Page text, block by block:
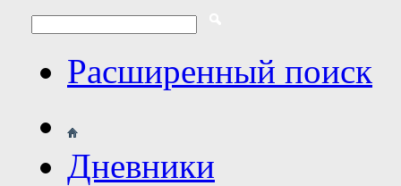
Расширенный поиск
Дневники